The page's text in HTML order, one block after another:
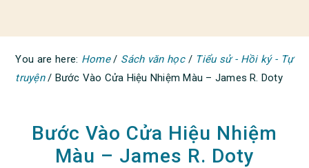
You are here: Home / Sách văn học / Tiểu sử - Hồi ký - Tự
truyện / Bước Vào Cửa Hiệu Nhiệm Màu – James R. Doty
Bước Vào Cửa Hiệu Nhiệm
Màu – James R. Doty